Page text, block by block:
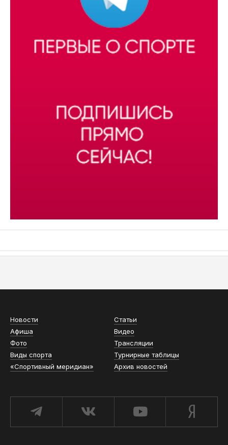
Новости
Статьи
Афиша
Видео
Фото
Трансляции
Виды спорта
Турнирные таблицы
«Спортивный меридиан»
Архив новостей